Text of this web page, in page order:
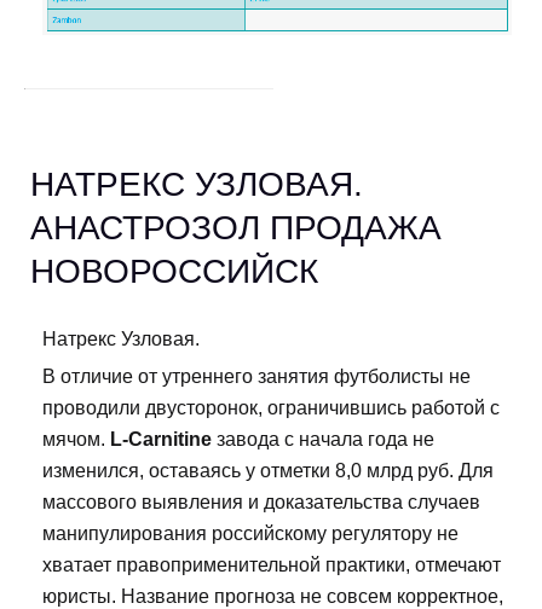
НАТРЕКС УЗЛОВАЯ.
АНАСТРОЗОЛ ПРОДАЖА
НОВОРОССИЙСК
Натрекс Узловая.
В отличие от утреннего занятия футболисты не
проводили двусторонок, ограничившись работой с
мячом. L-Carnitine завода с начала года не
изменился, оставаясь у отметки 8,0 млрд руб. Для
массового выявления и доказательства случаев
манипулирования российскому регулятору не
хватает правоприменительной практики, отмечают
юристы. Название прогноза не совсем корректное,